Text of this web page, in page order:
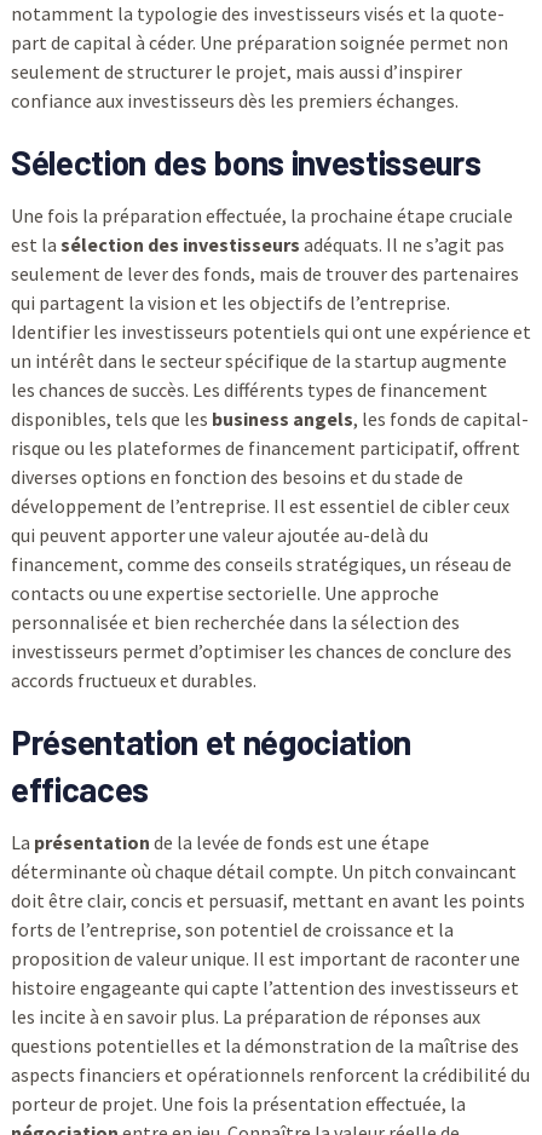
notamment la typologie des investisseurs visés et la quote-
part de capital à céder. Une préparation soignée permet non
seulement de structurer le projet, mais aussi d’inspirer
confiance aux investisseurs dès les premiers échanges.
Sélection des bons investisseurs
Une fois la préparation effectuée, la prochaine étape cruciale
est la sélection des investisseurs adéquats. Il ne s’agit pas
seulement de lever des fonds, mais de trouver des partenaires
qui partagent la vision et les objectifs de l’entreprise.
Identifier les investisseurs potentiels qui ont une expérience et
un intérêt dans le secteur spécifique de la startup augmente
les chances de succès. Les différents types de financement
disponibles, tels que les business angels, les fonds de capital-
risque ou les plateformes de financement participatif, offrent
diverses options en fonction des besoins et du stade de
développement de l’entreprise. Il est essentiel de cibler ceux
qui peuvent apporter une valeur ajoutée au-delà du
financement, comme des conseils stratégiques, un réseau de
contacts ou une expertise sectorielle. Une approche
personnalisée et bien recherchée dans la sélection des
investisseurs permet d’optimiser les chances de conclure des
accords fructueux et durables.
Présentation et négociation
efficaces
La présentation de la levée de fonds est une étape
déterminante où chaque détail compte. Un pitch convaincant
doit être clair, concis et persuasif, mettant en avant les points
forts de l’entreprise, son potentiel de croissance et la
proposition de valeur unique. Il est important de raconter une
histoire engageante qui capte l’attention des investisseurs et
les incite à en savoir plus. La préparation de réponses aux
questions potentielles et la démonstration de la maîtrise des
aspects financiers et opérationnels renforcent la crédibilité du
porteur de projet. Une fois la présentation effectuée, la